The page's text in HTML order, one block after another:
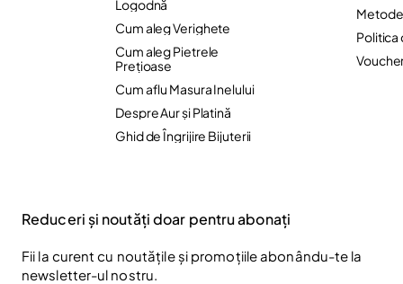
Logodnă
Cum aleg Verighete
Cum aleg Pietrele
Preţioase
Cum aflu Masura Inelului
Despre Aur și Platină
Ghid de Îngrijire Bijuterii
Politica
Reduceri și noutăți doar pentru abonați
Fii la curent cu noutățile și promoțiile abonându-te la
newsletter-ul nostru.